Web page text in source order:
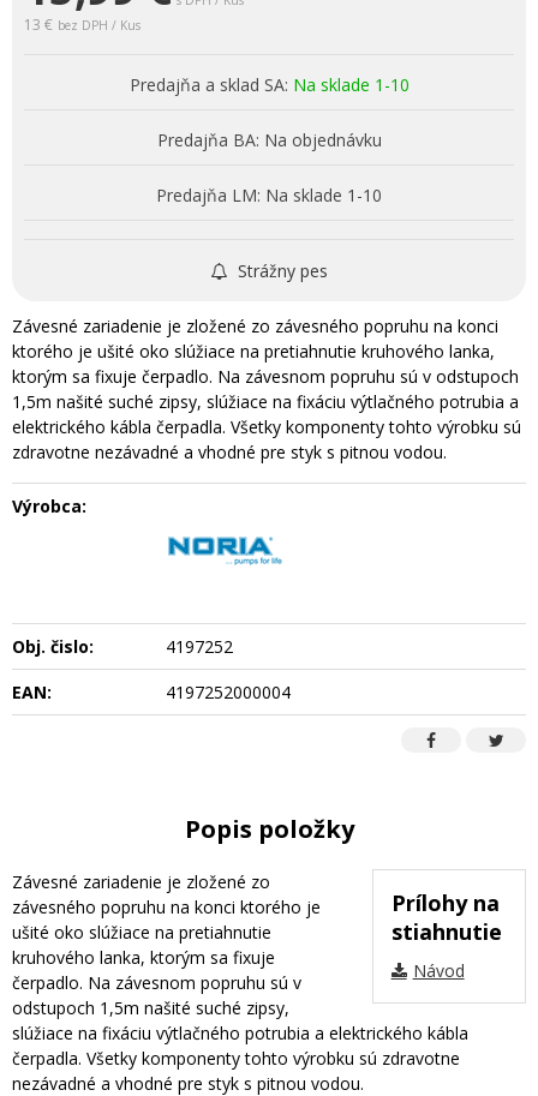
13 € bez DPH / Kus
Predajňa a sklad SA: Na sklade 1-10
Predajňa BA: Na objednávku
Predajňa LM: Na sklade 1-10
Strážny pes
Závesné zariadenie je zložené zo závesného popruhu na konci
ktorého je ušité oko slúžiace na pretiahnutie kruhového lanka,
ktorým sa fixuje čerpadlo. Na závesnom popruhu sú v odstupoch
1,5m našité suché zipsy, slúžiace na fixáciu výtlačného potrubia a
elektrického kábla čerpadla. Všetky komponenty tohto výrobku sú
zdravotne nezávadné a vhodné pre styk s pitnou vodou.
Výrobca:
Obj. čislo:
4197252
EAN:
4197252000004
Popis položky
Prílohy na
stiahnutie
Návod
Závesné zariadenie je zložené zo
závesného popruhu na konci ktorého je
ušité oko slúžiace na pretiahnutie
kruhového lanka, ktorým sa fixuje
čerpadlo. Na závesnom popruhu sú v
odstupoch 1,5m našité suché zipsy,
slúžiace na fixáciu výtlačného potrubia a elektrického kábla
čerpadla. Všetky komponenty tohto výrobku sú zdravotne
nezávadné a vhodné pre styk s pitnou vodou.